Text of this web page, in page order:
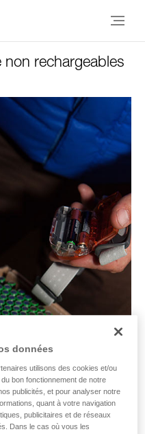
non rechargeables
données
utilisons des cookies et/ou
bon fonctionnement de notre
publicités, et pour analyser notre
quant à votre navigation
publicitaires et de réseaux
Dans le cas où vous les